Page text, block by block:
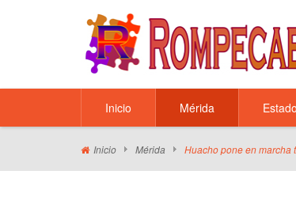
Inicio Mérida Estado
Inicio Mérida Huacho pone en marcha